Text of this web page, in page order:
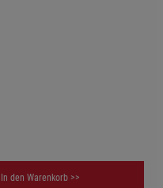
In den Warenkorb >>